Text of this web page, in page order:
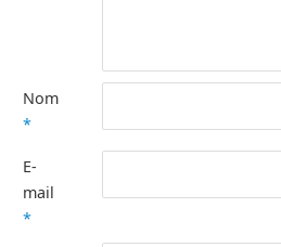
Nom
*
E-
mail
*